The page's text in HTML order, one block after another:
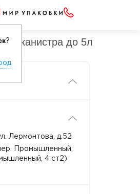
? канистра до 5л
Лермонтова, д.52
Промышленный,
4 ст2)